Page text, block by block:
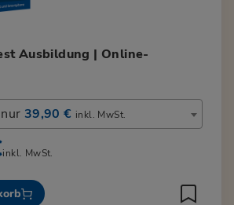
Ausbildung | Online-
39,90 € inkl. MwSt.
inkl. MwSt.